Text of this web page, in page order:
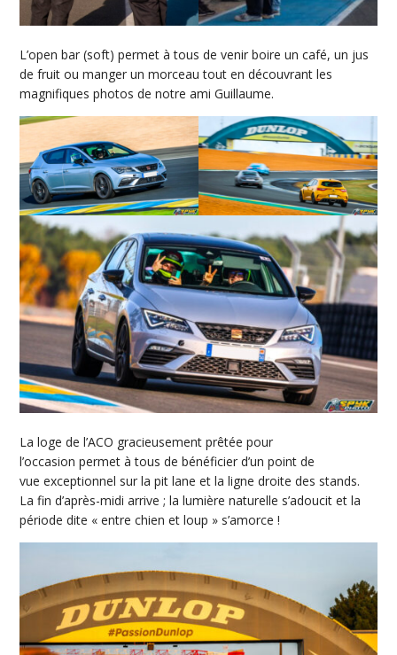
L’open bar (soft) permet à tous de venir boire un café, un jus
de fruit ou manger un morceau tout en découvrant les
magnifiques photos de notre ami Guillaume.
La loge de l’ACO gracieusement prêtée pour
l’occasion permet à tous de bénéficier d’un point de
vue exceptionnel sur la pit lane et la ligne droite des stands.
La fin d’après-midi arrive ; la lumière naturelle s’adoucit et la
période dite « entre chien et loup » s’amorce !